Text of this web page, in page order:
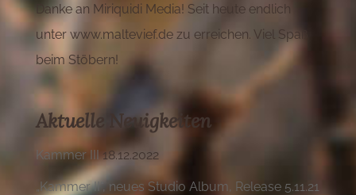
Danke an Miriquidi Media! Seit heute endlich
unter www.maltevief.de zu erreichen. Viel Spaß
beim Stöbern!
Aktuelle Neuigkeiten
Kammer III 18.12.2022
„Kammer II“, neues Studio Album, Release 5.11.21